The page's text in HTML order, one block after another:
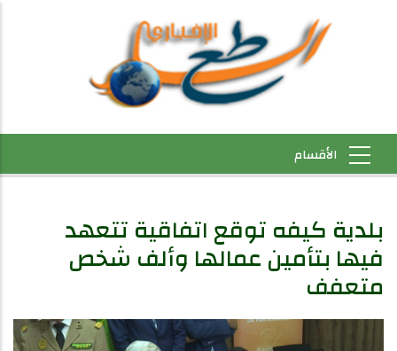
بلدية كيفه توقع اتفاقية تتعهد
فيها بتأمين عمالها وألف شخص
متعفف